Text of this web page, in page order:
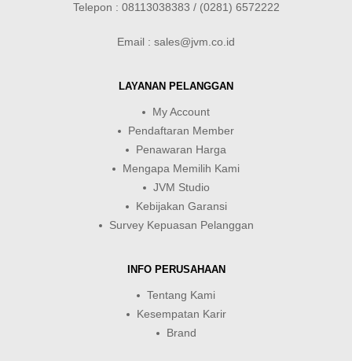
Telepon : 08113038383 / (0281) 6572222
Email : sales@jvm.co.id
LAYANAN PELANGGAN
My Account
Pendaftaran Member
Penawaran Harga
Mengapa Memilih Kami
JVM Studio
Kebijakan Garansi
Survey Kepuasan Pelanggan
INFO PERUSAHAAN
Tentang Kami
Kesempatan Karir
Brand